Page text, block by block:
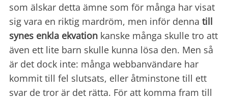
som älskar detta ämne som för många har visat
sig vara en riktig mardröm, men inför denna till
synes enkla ekvation kanske många skulle tro att
även ett lite barn skulle kunna lösa den. Men så
är det dock inte: många webbanvändare har
kommit till fel slutsats, eller åtminstone till ett
svar de tror är det rätta. För att komma fram till